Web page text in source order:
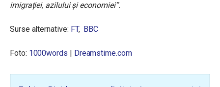
imigrației, azilului și economiei”.
Surse alternative: FT, BBC
Foto: 1000words | Dreamstime.com